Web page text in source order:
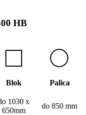
HB
Blok Palica
1030 x
650mm
do 850 mm